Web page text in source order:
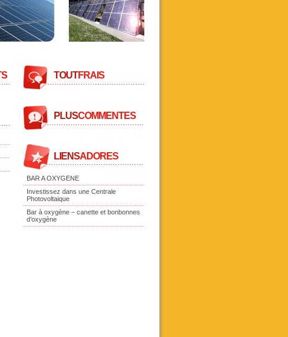
TOUTFRAIS
PLUSCOMMENTES
LIENSADORES
BAR A OXYGENE
Investissez dans une Centrale
Photovoltaique
Bar à oxygène – canette et bonbonnes
d’oxygène